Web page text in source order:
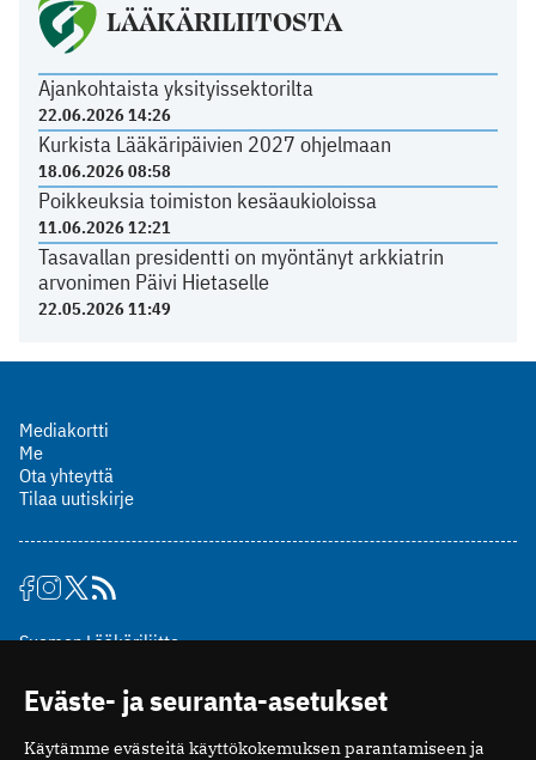
LÄÄKÄRILIITOSTA
Ajankohtaista yksityissektorilta
22.06.2026 14:26
Kurkista Lääkäripäivien 2027 ohjelmaan
18.06.2026 08:58
Poikkeuksia toimiston kesäaukioloissa
11.06.2026 12:21
Tasavallan presidentti on myöntänyt arkkiatrin
arvonimen Päivi Hietaselle
22.05.2026 11:49
Mediakortti
Me
Ota yhteyttä
Tilaa uutiskirje
Suomen Lääkäriliitto
00510 Helsinki
puh. (09) 393 091
toimitus@potilaanlaakarilehti.fi
Eväste- ja seuranta-asetukset
Käytämme evästeitä käyttökokemuksen parantamiseen ja